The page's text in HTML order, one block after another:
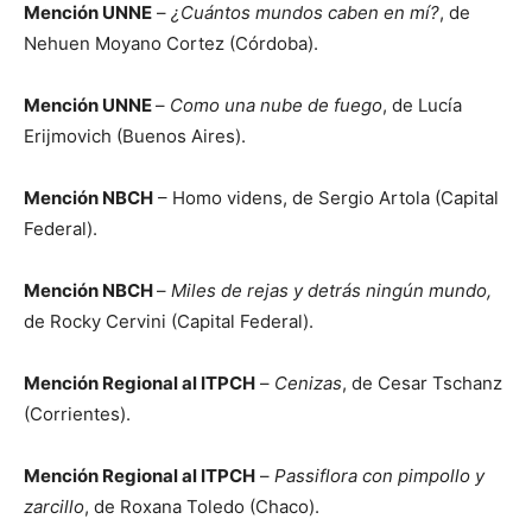
Mención UNNE – ¿Cuántos mundos caben en mí?, de
Nehuen Moyano Cortez (Córdoba).
Mención UNNE– Como una nube de fuego, de Lucía
Erijmovich (Buenos Aires).
Mención NBCH – Homo videns, de Sergio Artola (Capital
Federal).
Mención NBCH– Miles de rejas y detrás ningún mundo,
de Rocky Cervini (Capital Federal).
Mención Regional al ITPCH – Cenizas, de Cesar Tschanz
(Corrientes).
Mención Regional al ITPCH – Passiflora con pimpollo y
zarcillo, de Roxana Toledo (Chaco).